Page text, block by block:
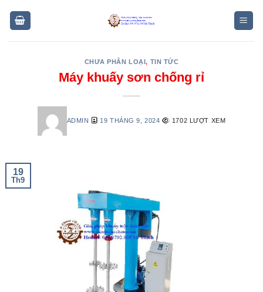
CHƯA PHÂN LOẠI, TIN TỨC
Máy khuấy sơn chống rỉ
ADMIN 19 THÁNG 9, 2024 1702 LƯỢT XEM
19
Th9